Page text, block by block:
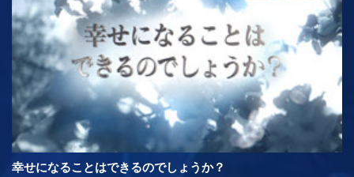
幸せになることはできるのでしょうか？